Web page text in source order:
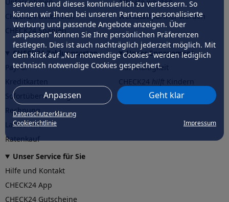
servieren und dieses kontinuierlich zu verbessern. So
können wir Ihnen bei unseren Partnern personalisierte
Werbung und passende Angebote anzeigen. Über
„anpassen” können Sie Ihre persönlichen Präferenzen
festlegen. Dies ist auch nachträglich jederzeit möglich. Mit
dem Klick auf „Nur notwendige Cookies” werden lediglich
technisch notwendige Cookies gespeichert.
Anpassen Geht klar
Datenschutzerklärung
Cookierichtlinie
Impressum
CHECK24 Österreich
CHECK24 Spanien
Werkstattpartner werden
CHECK24 Zahlungsarten
PayPal
Sofortüberweisung
Rechnung
Lastschrift
Ratenkauf
Unser Engagement
Nachhaltigkeit
CHECK24hilftder Natur
Unser Service für Sie
Hilfe und Kontakt
CHECK24 App
CHECK24 Gutscheine